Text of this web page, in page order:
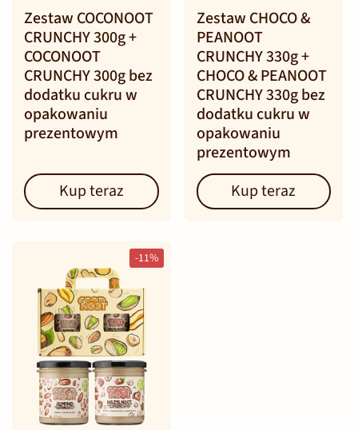
Zestaw COCONOOT
CRUNCHY 300g +
COCONOOT
CRUNCHY 300g bez
dodatku cukru w
opakowaniu
prezentowym
Kup teraz
Zestaw CHOCO &
PEANOOT
CRUNCHY 330g +
CHOCO & PEANOOT
CRUNCHY 330g bez
dodatku cukru w
opakowaniu
prezentowym
Kup teraz
-11%